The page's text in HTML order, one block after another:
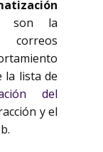
son la
la lista de
del
y el